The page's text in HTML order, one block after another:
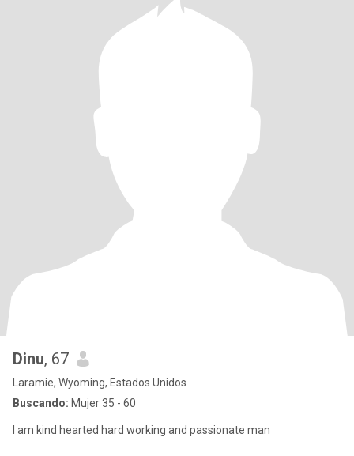
Dinu, 67
Laramie, Wyoming, Estados Unidos
Buscando: Mujer 35 - 60
I am kind hearted hard working and passionate man